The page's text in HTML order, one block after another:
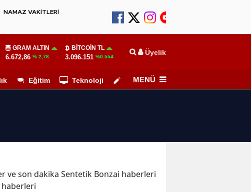
NAMAZ VAKİTLERİ
GRAM ALTIN
6.672,86 % 2,78
BITCOIN TL
3.096.151 %0.554 Üyelik
Eğitim Teknoloji Köşe Yazarları
MENÜ
ve son dakika Sentetik Bonzai haberleri
haberleri